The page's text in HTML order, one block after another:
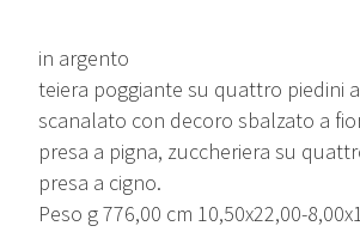
in argento
teiera poggiante su quattro piedini
scanalato con decoro sbalzato a
presa a pigna, zuccheriera su
presa a cigno.
Peso g 776,00 cm 10,50x22,00-